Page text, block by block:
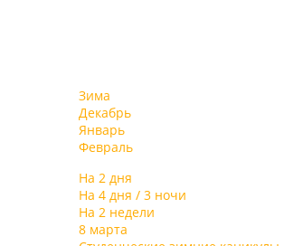
Зима
Декабрь
Январь
Февраль
На 2 дня
На 4 дня / 3 ночи
На 2 недели
8 марта